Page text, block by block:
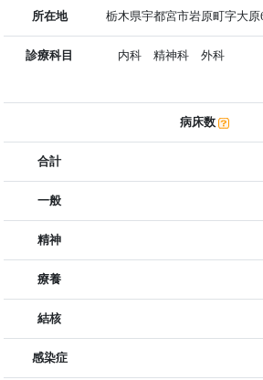
所在地 栃木県宇都宮市岩原町字大原
診療科目 内科 精神科 外科
病床数
合計
一般
精神
療養
結核
感染症